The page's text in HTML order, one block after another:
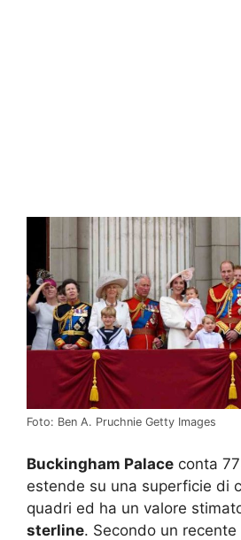
Foto: Ben A. Pruchnie Getty Images
Buckingham Palace conta
estende su una superficie di
quadri ed ha un valore
sterline. Secondo un